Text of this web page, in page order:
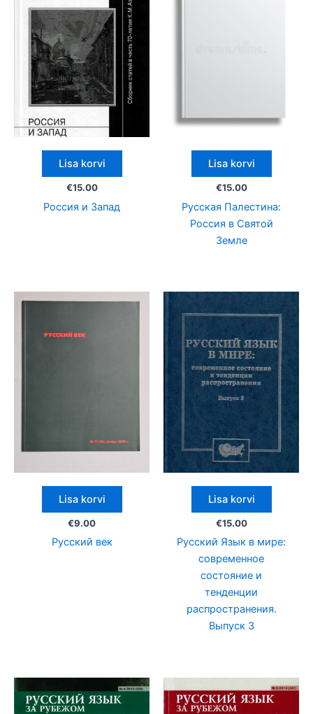
Lisa korvi
€15.00
Россия и Запад
Lisa korvi
€15.00
Русская Палестина:
Россия в Святой
Земле
Lisa korvi
€9.00
Русский век
Lisa korvi
€15.00
Русский Язык в мире:
современное
состояние и
тенденции
распространения.
Выпуск 3